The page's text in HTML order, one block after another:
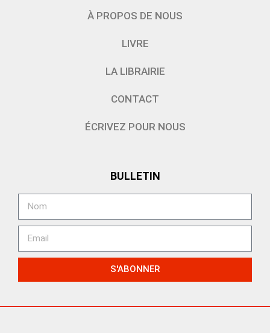
À PROPOS DE NOUS
LIVRE
LA LIBRAIRIE
CONTACT
ÉCRIVEZ POUR NOUS
BULLETIN
S'ABONNER